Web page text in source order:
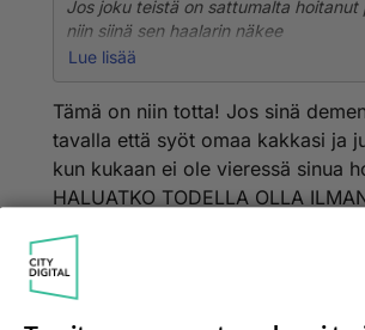
Jos joku teistä on sattumalta hoitanut
niin siinä sen haalarin näkee
Ei ilmeisesti tarvitse selittää, miksi se
Dementoinut henkilö on kuin pieni
Muistiliiton jäsenet voisivat kerran
huoneeseen katsomaan sitä siivoa.
Lue lisää
Tämä on niin totta! Jos sinä
tavalla että syöt omaa kakkasi ja
kun kukaan ei ole vieressä sinua
HALUATKO TODELLA OLLA
Totuushan on se ,että olit sinä
hoivakodissa dementoituneena, ei